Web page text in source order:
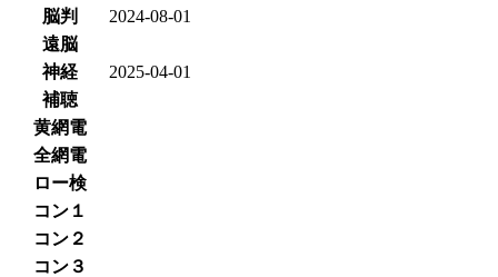
脳判
2024-08-01
遠脳
神経
2025-04-01
補聴
黄網電
全網電
ロー検
コン１
コン２
コン３